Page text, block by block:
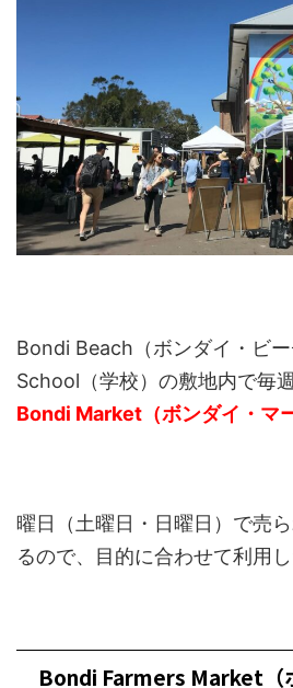
Bondi Beach（ボンダイ・ビ
School（学校）の敷地内で毎
Bondi Market（ボンダイ・マ
曜日（土曜日・日曜日）で売
るので、目的に合わせて利用し
Bondi Farmers Market（